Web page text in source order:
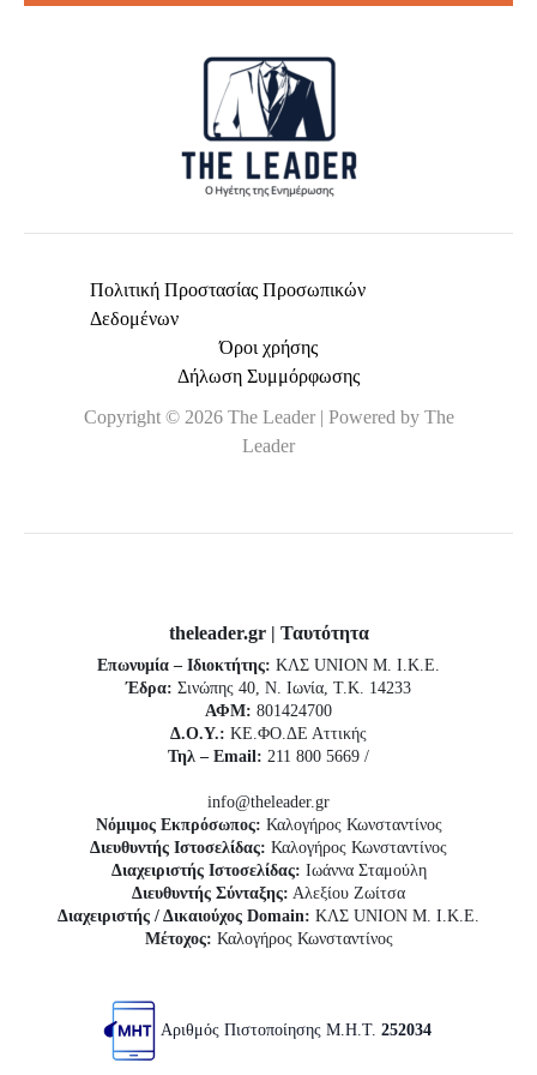
Πολιτική Προστασίας Προσωπικών
Δεδομένων
Όροι χρήσης
Δήλωση Συμμόρφωσης
Copyright © 2026 The Leader | Powered by The
Leader
theleader.gr | Ταυτότητα
Επωνυμία – Ιδιοκτήτης: ΚΛΣ UNION Μ. Ι.Κ.Ε.
Έδρα: Σινώπης 40, Ν. Ιωνία, Τ.Κ. 14233
ΑΦΜ: 801424700
Δ.Ο.Υ.: ΚΕ.ΦΟ.ΔΕ Αττικής
Τηλ – Email: 211 800 5669 /
info@theleader.gr
Νόμιμος Εκπρόσωπος: Καλογήρος Κωνσταντίνος
Διευθυντής Ιστοσελίδας: Καλογήρος Κωνσταντίνος
Διαχειριστής Ιστοσελίδας: Ιωάννα Σταμούλη
Διευθυντής Σύνταξης: Αλεξίου Ζωίτσα
Διαχειριστής / Δικαιούχος Domain: ΚΛΣ UNION Μ. Ι.Κ.Ε.
Μέτοχος: Καλογήρος Κωνσταντίνος
Αριθμός Πιστοποίησης Μ.Η.Τ. 252034